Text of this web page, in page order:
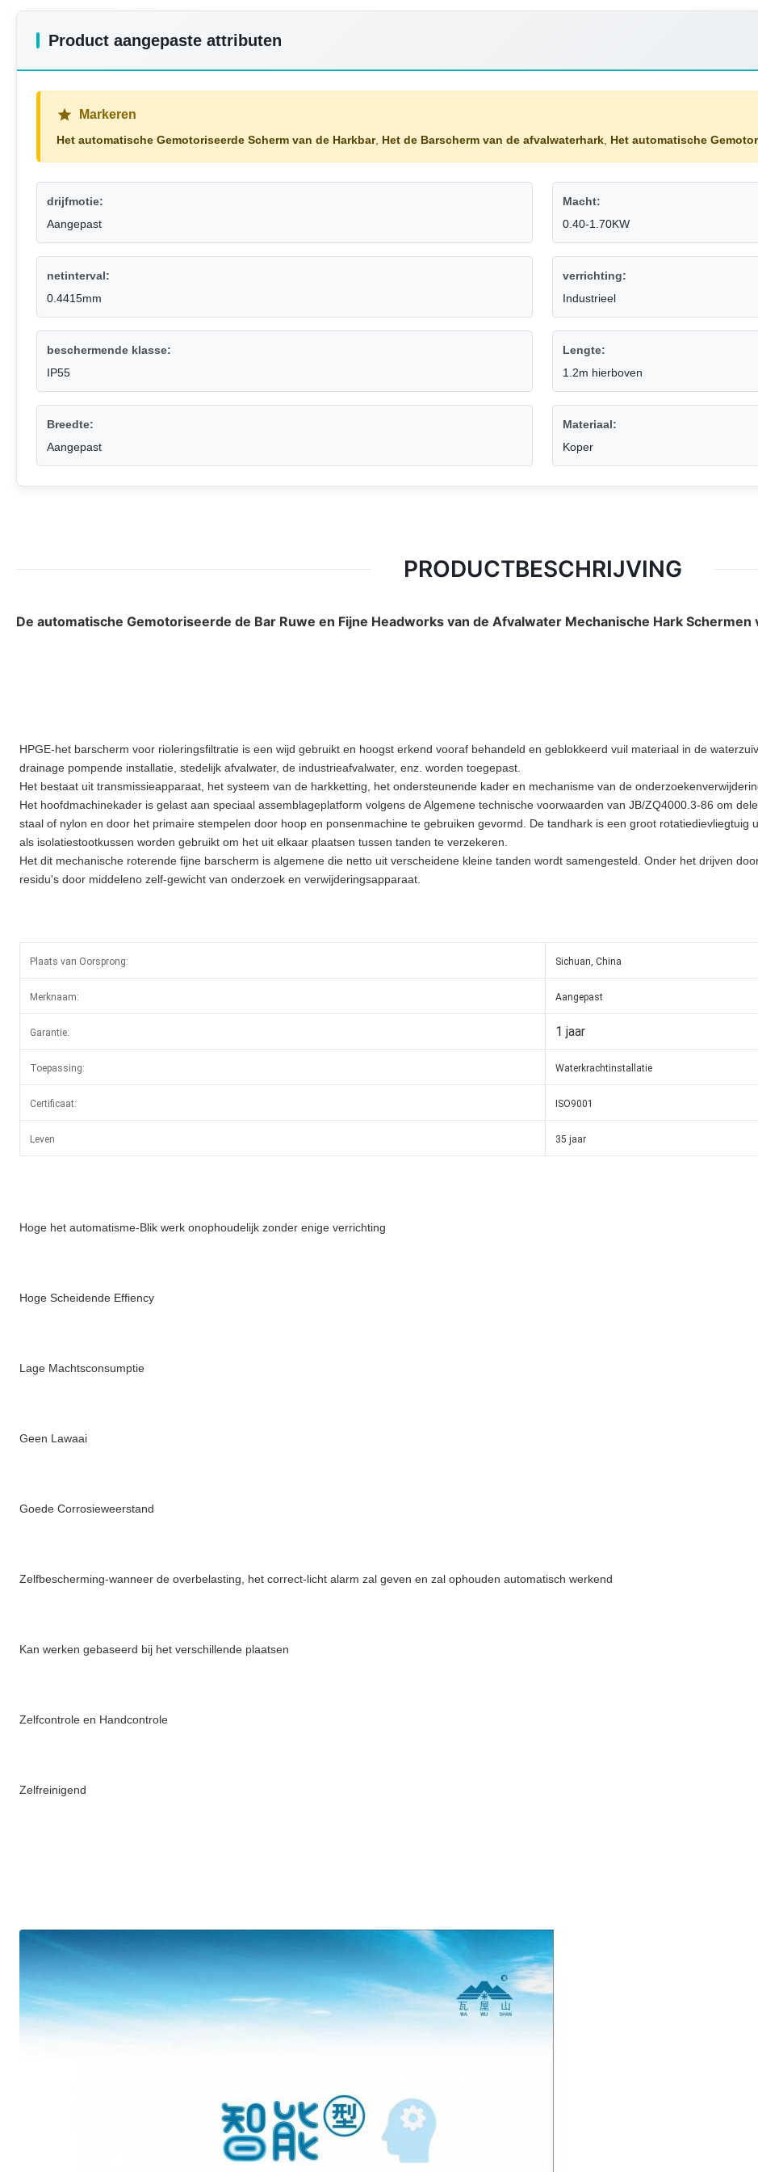
Product aangepaste attributen
Markeren
Het automatische Gemotoriseerde Scherm van de Harkbar, Het de Barscherm van de afvalwaterhark Het automatische
drijfmotie:
Aangepast
Macht:
0.40-1.70KW
netinterval:
0.4415mm
verrichting:
Industrieel
beschermende klasse:
IP55
Lengte:
1.2m hierboven
Breedte:
Aangepast
Materiaal:
Koper
PRODUCTBESCHRIJVING
De automatische Gemotoriseerde de Bar Ruwe en Fijne Headworks van de Afvalwater Mechanische Hark
HPGE-het barscherm voor rioleringsfiltratie is een wijd gebruikt en hoogst erkend vooraf behandeld en geblokkeerd vuil materiaal in de
drainage pompende installatie, stedelijk afvalwater, de industrieafvalwater, enz. worden toegepast.
Het bestaat uit transmissieapparaat, het systeem van de harkketting, het ondersteunende kader en mechanisme van de
Het hoofdmachinekader is gelast aan speciaal assemblageplatform volgens de Algemene technische voorwaarden van JB/ZQ4000.3-86 om
staal of nylon en door het primaire stempelen door hoop en ponsenmachine te gebruiken gevormd. De tandhark is een groot rotatiedievliegtuig
als isolatiestootkussen worden gebruikt om het uit elkaar plaatsen tussen tanden te verzekeren.
Het dit mechanische roterende fijne barscherm is algemene die netto uit verscheidene kleine tanden wordt samengesteld. Onder het drijven
residu's door middeleno zelf-gewicht van onderzoek en verwijderingsapparaat.
Plaats van Oorsprong: Sichuan, China
Merknaam: Aangepast
Garantie: 1 jaar
Toepassing: Waterkrachtinstallatie
Certificaat: ISO9001
Leven 35 jaar
Hoge het automatisme-Blik werk onophoudelijk zonder enige verrichting
Hoge Scheidende Effiency
Lage Machtsconsumptie
Geen Lawaai
Goede Corrosieweerstand
Zelfbescherming-wanneer de overbelasting, het correct-licht alarm zal geven en zal ophouden automatisch werkend
Kan werken gebaseerd bij het verschillende plaatsen
Zelfcontrole en Handcontrole
Zelfreinigend